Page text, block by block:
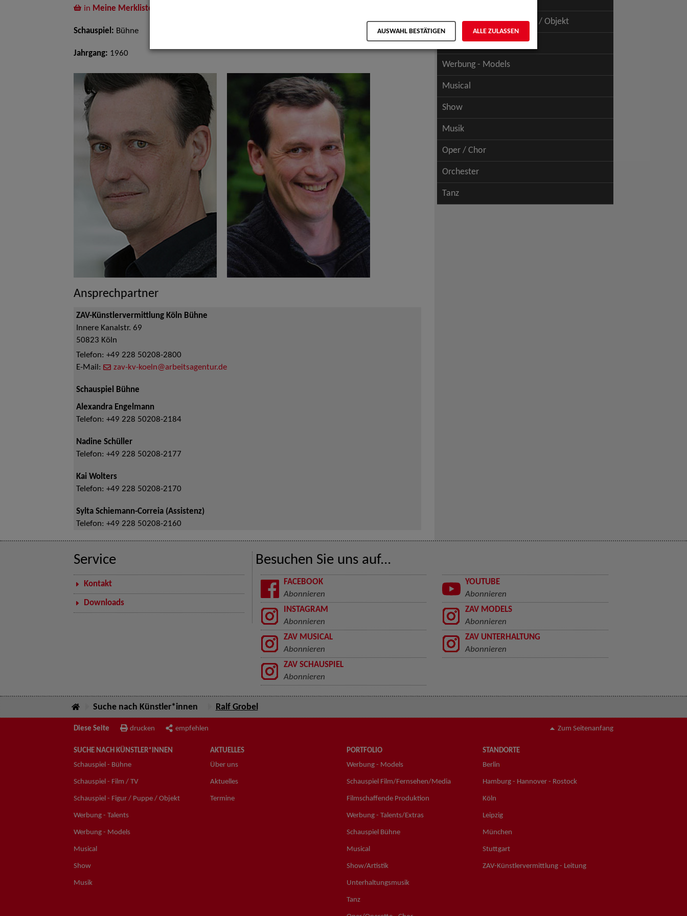
in Meine Merkliste
Schauspiel: Bühne
Jahrgang: 1960
Ansprechpartner
ZAV-Künstlervermittlung Köln Bühne
Innere Kanalstr. 69
50823 Köln
Telefon: +49 228 50208-2800
E-Mail:
zav-kv-koeln@arbeitsagentur.de
Schauspiel Bühne
Alexandra Engelmann
Telefon: +49 228 50208-2184
Nadine Schüller
Telefon: +49 228 50208-2177
Kai Wolters
Telefon: +49 228 50208-2170
Sylta Schiemann-Correia (Assistenz)
Telefon: +49 228 50208-2160
Schauspiel - Figur / Puppe / Objekt
Werbung - Talents
Werbung - Models
Musical
Show
Musik
Oper / Chor
Orchester
Tanz
Service
Kontakt
Downloads
Besuchen Sie uns auf...
FACEBOOK
Abonnieren
YOUTUBE
Abonnieren
INSTAGRAM
Abonnieren
ZAV MODELS
Abonnieren
ZAV MUSICAL
Abonnieren
ZAV UNTERHALTUNG
Abonnieren
ZAV SCHAUSPIEL
Abonnieren
Suche nach Künstler*innen Ralf Grobel
Diese Seite drucken empfehlen Zum Seitenanfang
SUCHE NACH KÜNSTLER*INNEN
Schauspiel - Bühne
Schauspiel - Film / TV
Schauspiel - Figur / Puppe / Objekt
Werbung - Talents
Werbung - Models
Musical
Show
Musik
AKTUELLES
Über uns
Aktuelles
Termine
PORTFOLIO
Werbung - Models
Schauspiel Film/Fernsehen/Media
Filmschaffende Produktion
Werbung - Talents/Extras
Schauspiel Bühne
Musical
Show/Artistik
Unterhaltungsmusik
Tanz
STANDORTE
Berlin
Hamburg - Hannover - Rostock
Köln
Leipzig
München
Stuttgart
ZAV-Künstlervermittlung - Leitung
AUSWAHL BESTÄTIGEN ALLE ZULASSEN